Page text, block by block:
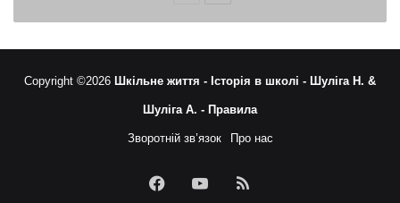
Copyright ©2026 Шкільне життя - Історія в школі - Шуліга Н. &
Шуліга А. - Правила
Зворотній зв’язок Про нас
FacebookYouTubeRSS